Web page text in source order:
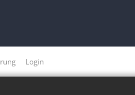
Login